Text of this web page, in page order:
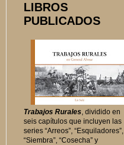
LIBROS
PUBLICADOS
Trabajos Rurales, dividido en
seis capítulos que incluyen las
series “Arreos”, “Esquiladores”,
“Siembra”, “Cosecha” y